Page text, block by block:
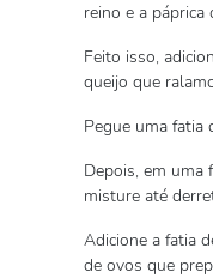
reino e a
Feito isso,
queijo que
Pegue uma fatia
Depois, em uma
misture até
Adicione a fatia
de ovos que